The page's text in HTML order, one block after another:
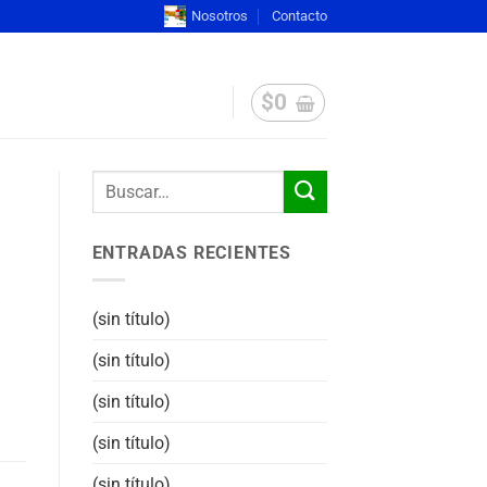
Nosotros Contacto
$0
ENTRADAS RECIENTES
(sin título)
(sin título)
(sin título)
(sin título)